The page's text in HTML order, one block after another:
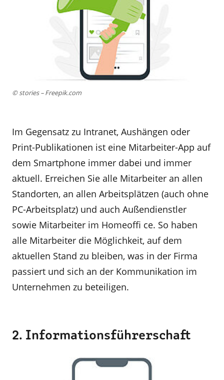
© stories – Freepik.com
Im Gegensatz zu Intranet, Aushängen oder
Print-Publikationen ist eine Mitarbeiter-App auf
dem Smartphone immer dabei und immer
aktuell. Erreichen Sie alle Mitarbeiter an allen
Standorten, an allen Arbeitsplätzen (auch ohne
PC-Arbeitsplatz) und auch Außendienstler
sowie Mitarbeiter im Homeoffi ce. So haben
alle Mitarbeiter die Möglichkeit, auf dem
aktuellen Stand zu bleiben, was in der Firma
passiert und sich an der Kommunikation im
Unternehmen zu beteiligen.
2. Informationsführerschaft